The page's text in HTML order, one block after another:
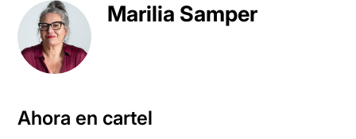
Marilia Samper
Ahora en cartel